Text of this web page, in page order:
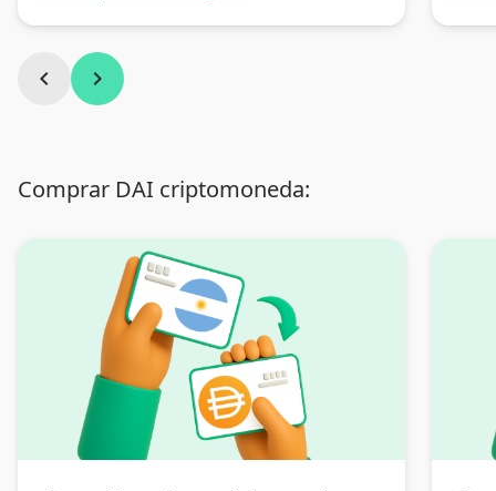
chevron_left chevron_right
Comprar DAI criptomoneda: